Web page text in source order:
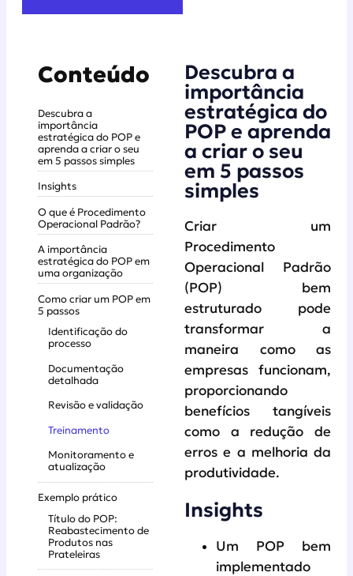
Conteúdo
Descubra a
importância
estratégica do POP e
aprenda a criar o seu
em 5 passos simples
Insights
O que é Procedimento
Operacional Padrão?
A importância
estratégica do POP em
uma organização
Como criar um POP em
5 passos
Identificação do
processo
Documentação
detalhada
Revisão e validação
Treinamento
Monitoramento e
atualização
Exemplo prático
Título do POP:
Reabastecimento de
Produtos nas
Prateleiras
Descubra a
importância
estratégica do
POP e aprenda
a criar o seu
em 5 passos
simples
Criar um
Procedimento
Operacional Padrão
(POP) bem
estruturado pode
transformar a
maneira como as
empresas funcionam,
proporcionando
benefícios tangíveis
como a redução de
erros e a melhoria da
produtividade.
Insights
Um POP bem
implementado